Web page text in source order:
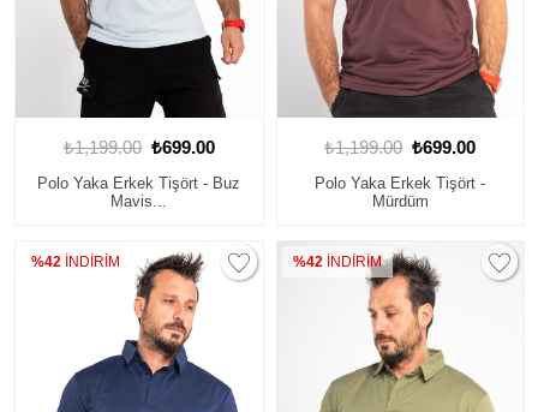
₺1,199.00 ₺699.00
Polo Yaka Erkek Tişört - Buz
Mavis...
₺1,199.00 ₺699.00
Polo Yaka Erkek Tişört -
Mürdüm
%42 İNDİRİM %42İNDİRİM